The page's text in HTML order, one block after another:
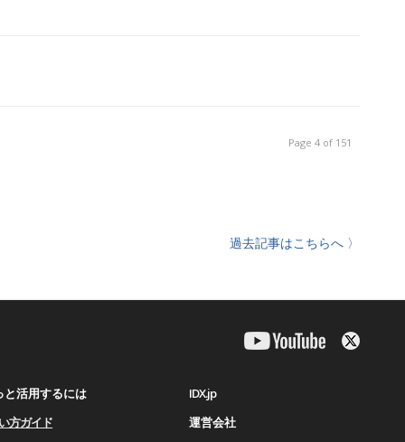
Page 4 of 151
過去記事はこちらへ 〉
と活用するには
⽅ガイド
IDX.jp
運営会社